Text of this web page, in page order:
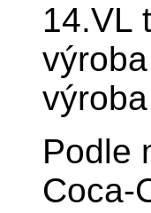
14.VL
Podle
Coca-